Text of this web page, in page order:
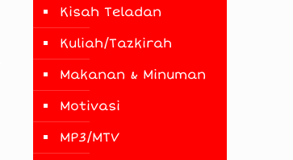
Kisah Teladan
Kuliah/Tazkirah
Makanan & Minuman
Motivasi
MP3/MTV